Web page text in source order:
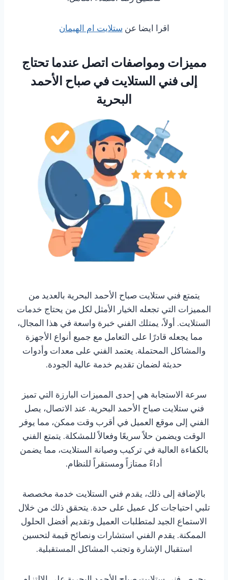
اقرا ايضا عنستلايت ام الهيمان
مميزات ومواصفات اتصل عندما تحتاج
إلى فني الستلايت في صباح الأحمد
البحرية
يتمتع فني ستلايت صباح الأحمد البحرية بالعديد من
المميزات التي تجعله الخيار الأمثل لكل من يحتاج خدمات
الستلايت. أولاً، يمتلك الفني خبرة واسعة في هذا المجال،
مما يجعله قادرًا على التعامل مع جميع أنواع الأجهزة
والمشاكل المحتملة. يعتمد الفني على معدات وأدوات
حديثة لضمان تقديم خدمة عالية الجودة.
سرعة الاستجابة هي إحدى المميزات البارزة التي تميز
فني ستلايت صباح الأحمد البحرية. عند الاتصال، يصل
الفني إلى موقع العميل في أقرب وقت ممكن، مما يوفر
الوقت ويضمن حلاً سريعًا وفعالاً للمشكلة. يتمتع الفني
بالكفاءة العالية في تركيب وصيانة الستلايت، مما يضمن
أداءً ممتازاً ومستقراً للنظام.
بالإضافة إلى ذلك، يقدم فني الستلايت خدمة مخصصة
تلبي احتياجات كل عميل على حدة. يتحقق ذلك من خلال
الاستماع الجيد لمتطلبات العميل وتقديم أفضل الحلول
الممكنة. يقدم الفني استشارات ونصائح قيمة لتحسين
استقبال الإشارة وتجنب المشاكل المستقبلية.